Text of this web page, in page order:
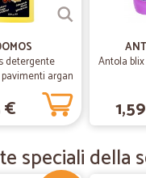
detergente
argan
€
Antola
speciali della